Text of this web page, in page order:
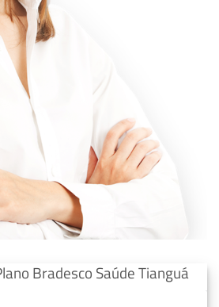
Bradesco Saúde Tianguá